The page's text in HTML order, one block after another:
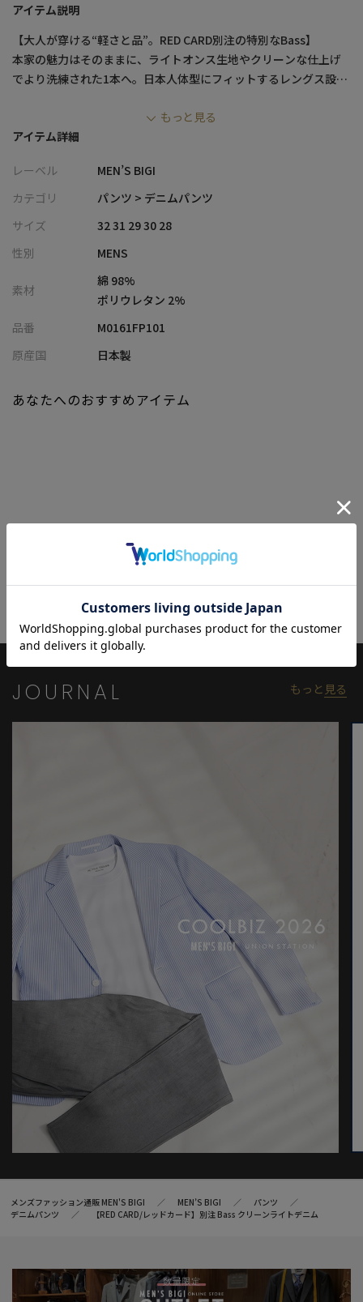
アイテム説明
【大人が穿ける“軽さと品”。RED CARD別注の特別なBass】
本家の魅力はそのままに、ライトオンス生地やクリーンな仕上げ
でより洗練された1本へ。日本人体型にフィットするレングス設計
【デザイン/素材】
LIGHTカラーで別注。
インラインより1オンス軽い12.5ozデニムを採用し、軽快な穿き心
ポケット・裾のダメージ加工をあえて省き、ステッチはすべて同
色に統一。大人が品よく穿けるミニマルな表情に仕上げました。
【シルエット】
ぎずスマートな落ち感に。普段使いからきれいめスタイルまで対
応しやすい、絶妙なスリムテーパードラインが魅力です。
リベットやタックボタンはインラインと同型、スレキ（ポケット
【RED CARD】
2014年春に創立したデニムブランド。リアルヴィンテージのよう
に立体感が感じられるウォッシュ加工、アタリやヒゲのユーズド
加工など、日本の繊細なクオリティーが随所に見える佇まい。単
なるワークウェアとしてのデニムとは真逆の発想を持ち、きめ細
やかな日本の感性が生み出した「進化版REAL DENIM」を提案しま
す。
モデル:身長:185cm バスト:90cm ウエスト:77cm ヒップ:92cm 着
用サイズ:03(L)
個体差が生じる場合がございます。
もっと見る
アイテム詳細
レーベル
MEN’S BIGI
カテゴリ
パンツ > デニムパンツ
サイズ
32 31 29 30 28
性別
MENS
素材
綿 98%
ポリウレタン 2%
品番
M0161FP101
原産国
日本製
あなたへのおすすめアイテム
JOURNAL もっと 見る
メンズファッション通販 MEN'S BIGI MEN’S BIGI
パンツ
デニムパンツ
【RED CARD/レッドカード】別注 Bass クリーンライトデニム